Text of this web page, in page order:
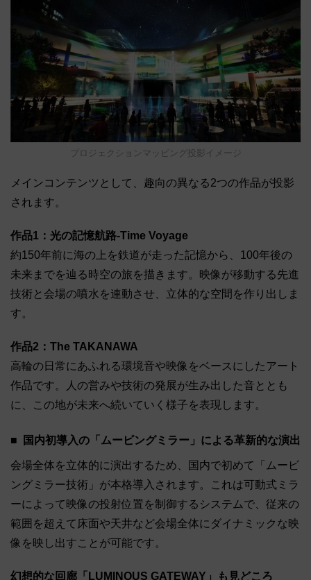
プロジェクションマッピング投影イメージ
メインコンテンツとして、趣向の異なる2つの作品が投影
されます。
作品1：光の記憶航路-Time Voyage
約150年前に海の上を鉄道が走った記憶から、100年後の
未来までを辿る時空の旅を描きます。映像が移動する先進
技術と会場の噴水を連動させ、立体的な空間を作り出しま
す。
作品2：The TAKANAWA
高輪の日常にあふれる環境音や映像をベースにしたアート
作品です。人の営みや技術の発展が生み出した音ととも
に、この地が未来へ続いていく様子を表現します。
国内初導入の「ムービングミラー」による革新的な演出
会場全体を立体的に演出するため、国内で初めて「ムービ
ングミラー技術」が本格導入されます。これは可動式ミラ
ーによって映像の投射位置を制御するシステムで、従来の
範囲を超えて床面や天井など会場全体にダイナミックな映
像を映し出すことが可能です。
幻想的な回廊「LUMINOUS GATEWAY」も見どころ